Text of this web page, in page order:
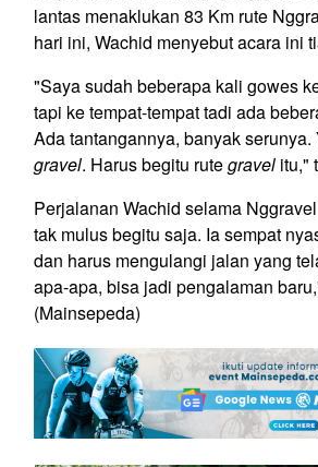
lantas menaklukan 83 Km rute
hari ini, Wachid menyebut acara ini
"Saya sudah beberapa kali gowes
tapi ke tempat-tempat tadi ada
Ada tantangannya, banyak serunya.
gravel. Harus begitu rutegravel itu,"
Perjalanan Wachid selama
tak mulus begitu saja. Ia sempat
dan harus mengulangi jalan yang
apa-apa, bisa jadi pengalaman
(Mainsepeda)